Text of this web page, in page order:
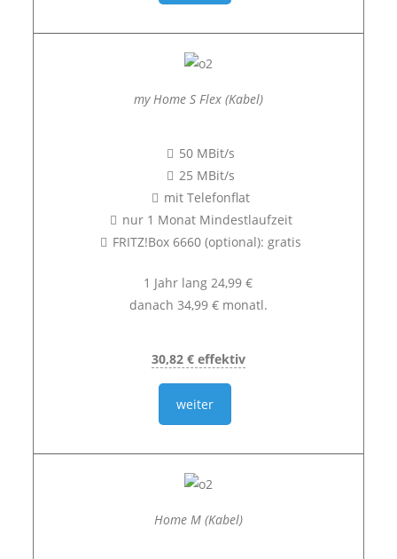
my Home S Flex (Kabel)
50 MBit/s
25 MBit/s
mit Telefonflat
nur 1 Monat Mindestlaufzeit
FRITZ!Box 6660 (optional): gratis
1 Jahr lang 24,99 €
danach 34,99 € monatl.
30,82 € effektiv
weiter
Home M (Kabel)